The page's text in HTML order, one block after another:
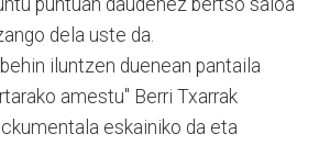
dela uste da.
iluntzen duenean pantaila
amestu" Berri Txarrak
eskainiko da eta